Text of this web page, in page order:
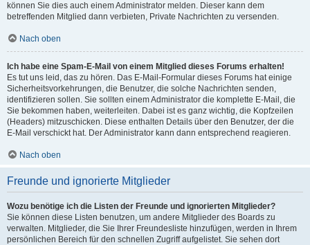
können Sie dies auch einem Administrator melden. Dieser kann dem
betreffenden Mitglied dann verbieten, Private Nachrichten zu versenden.
Nach oben
Ich habe eine Spam-E-Mail von einem Mitglied dieses Forums erhalten!
Es tut uns leid, das zu hören. Das E-Mail-Formular dieses Forums hat einige
Sicherheitsvorkehrungen, die Benutzer, die solche Nachrichten senden,
identifizieren sollen. Sie sollten einem Administrator die komplette E-Mail, die
Sie bekommen haben, weiterleiten. Dabei ist es ganz wichtig, die Kopfzeilen
(Headers) mitzuschicken. Diese enthalten Details über den Benutzer, der die
E-Mail verschickt hat. Der Administrator kann dann entsprechend reagieren.
Nach oben
Freunde und ignorierte Mitglieder
Wozu benötige ich die Listen der Freunde und ignorierten Mitglieder?
Sie können diese Listen benutzen, um andere Mitglieder des Boards zu
verwalten. Mitglieder, die Sie Ihrer Freundesliste hinzufügen, werden in Ihrem
persönlichen Bereich für den schnellen Zugriff aufgelistet. Sie sehen dort